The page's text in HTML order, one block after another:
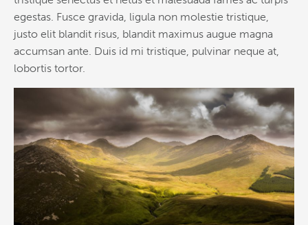
egestas. Fusce gravida, ligula non molestie tristique,
justo elit blandit risus, blandit maximus augue magna
accumsan ante. Duis id mi tristique, pulvinar neque at,
lobortis tortor.